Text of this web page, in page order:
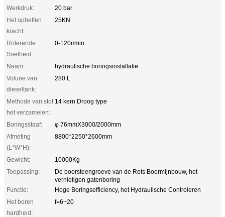
Werkdruk:
20 bar
Het opheffen
kracht:
25KN
Roterende
Snelheid:
0-120r/min
Naam:
hydraulische boringsinstallatie
Volune van
dieseltank:
280 L
Methode van stof
het verzamelen:
14 kern Droog type
Boringsstaaf:
φ 76mmX3000/2000mm
Afmeting
(L*W*H):
8800*2250*2600mm
Gewicht:
10000Kg
Toepassing:
De boorsteengroeve van de Rots Boormijnbouw, het
vernietigen gatenboring
Functie:
Hoge Boringsefficiency, het Hydraulische Controleren
Het boren
hardheid:
f=6~20